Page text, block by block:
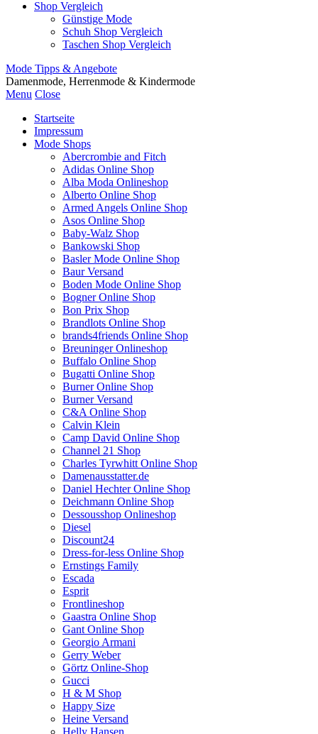
Shop Vergleich
Günstige Mode
Schuh Shop Vergleich
Taschen Shop Vergleich
Mode Tipps & Angebote
Damenmode, Herrenmode & Kindermode
Menu Close
Startseite
Impressum
Mode Shops
Abercrombie and Fitch
Adidas Online Shop
Alba Moda Onlineshop
Alberto Online Shop
Armed Angels Online Shop
Asos Online Shop
Baby-Walz Shop
Bankowski Shop
Basler Mode Online Shop
Baur Versand
Boden Mode Online Shop
Bogner Online Shop
Bon Prix Shop
Brandlots Online Shop
brands4friends Online Shop
Breuninger Onlineshop
Buffalo Online Shop
Bugatti Online Shop
Burner Online Shop
Burner Versand
C&A Online Shop
Calvin Klein
Camp David Online Shop
Channel 21 Shop
Charles Tyrwhitt Online Shop
Damenausstatter.de
Daniel Hechter Online Shop
Deichmann Online Shop
Dessousshop Onlineshop
Diesel
Discount24
Dress-for-less Online Shop
Ernstings Family
Escada
Esprit
Frontlineshop
Gaastra Online Shop
Gant Online Shop
Georgio Armani
Gerry Weber
Görtz Online-Shop
Gucci
H & M Shop
Happy Size
Heine Versand
Helly Hansen